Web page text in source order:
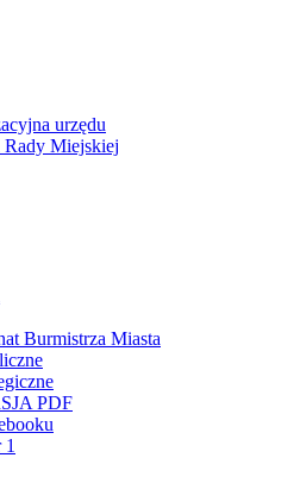
urzędu
Rady Miejskiej
Burmistrza Miasta
PDF